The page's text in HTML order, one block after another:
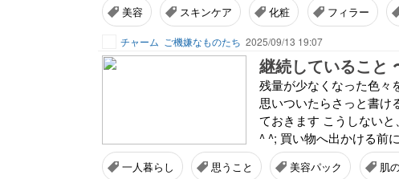
美容 スキンケア 化粧 フィラー
チャーム ご機嫌なものたち 2025/09/13 19:07
継続していること
残量が少なくなった色々
思いついたらさっと書け
ておきます こうしない
^ ^; 買い物へ出かける前
一人暮らし 思うこと 美容パック 肌